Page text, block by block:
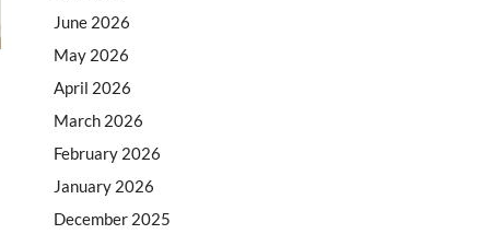
June 2026
May 2026
April 2026
March 2026
February 2026
January 2026
December 2025